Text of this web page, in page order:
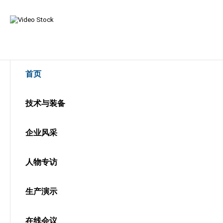
首页
技术与装备
企业风采
人物专访
生产演示
在线会议